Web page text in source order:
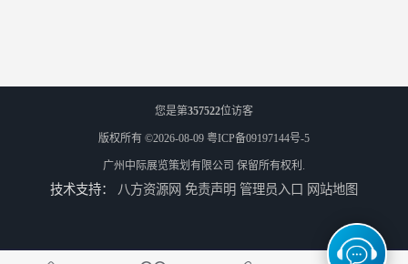
您是第357522位访客
版权所有 ©2026-08-09 粤ICP备09197144号-5
广州中际展览策划有限公司 保留所有权利.
技术支持： 八方资源网 免责声明 管理员入口 网站地图